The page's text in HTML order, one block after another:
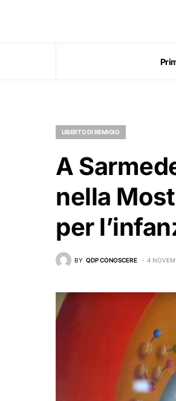
UBERTO DI REMIGIO
A
nella
per
BY QDP CONOSCERE 4